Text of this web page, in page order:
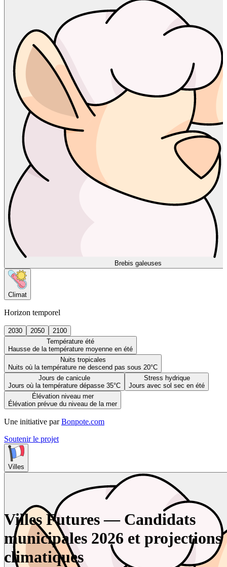
Brebis galeuses
Climat
Horizon temporel
2030 2050
2100
Température été
Hausse de la température moyenne en été
Nuits tropicales
Nuits où la température ne descend pas sous 20°C
Jours de canicule
Jours où la température dépasse 35°C
Stress hydrique
Jours avec sol sec en été
Élévation niveau mer
Élévation prévue du niveau de la mer
Une initiative par Bonpote.com
Soutenir le projet
Villes
Villes Futures — Candidats
municipales 2026 et projections
climatiques